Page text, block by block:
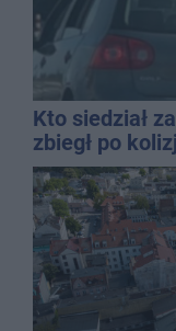
Kto siedział
zbiegł po